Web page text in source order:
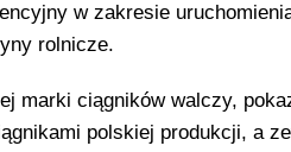
w zakresie
rolnicze.
marki ciągników walczy,
polskiej produkcji, a